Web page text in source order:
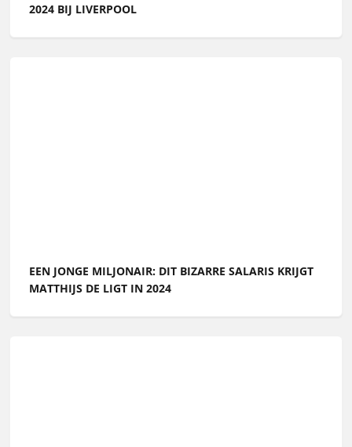
2024 BIJ LIVERPOOL
EEN JONGE MILJONAIR: DIT BIZARRE SALARIS KRIJGT
MATTHIJS DE LIGT IN 2024